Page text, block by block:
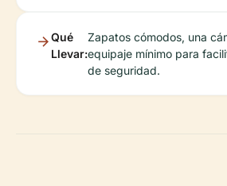
Qué
Llevar:
Zapatos cómodos, una
equipaje mínimo para
de seguridad.